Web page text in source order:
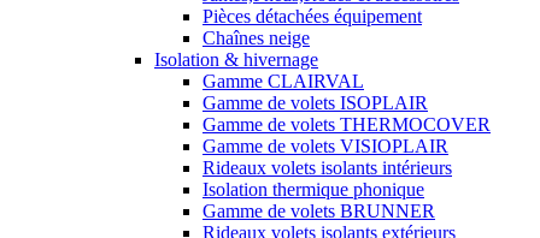
Pièces détachées équipement
Chaînes neige
Isolation & hivernage
Gamme CLAIRVAL
Gamme de volets ISOPLAIR
Gamme de volets THERMOCOVER
Gamme de volets VISIOPLAIR
Rideaux volets isolants intérieurs
Isolation thermique phonique
Gamme de volets BRUNNER
Rideaux volets isolants extérieurs